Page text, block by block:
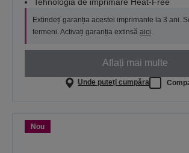
Extindeți garanția acestei imprimante la 3 ani.
termeni. Activați garanția extinsă aici.
Aflați mai multe
Unde puteți cumpăra
Nou